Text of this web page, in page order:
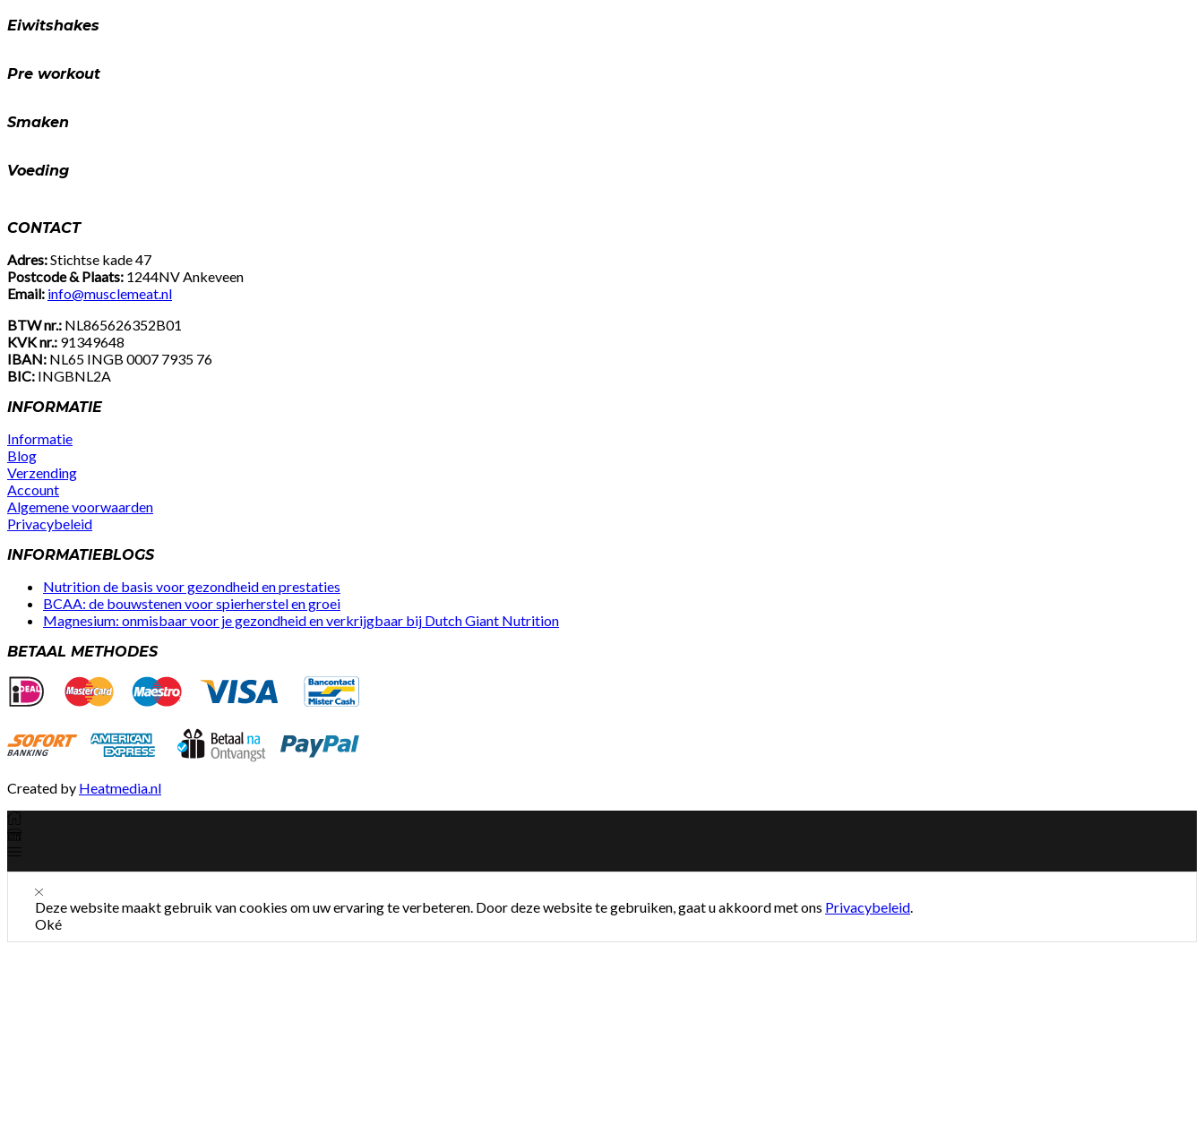
Eiwitshakes
Pre workout
Smaken
Voeding
CONTACT
Adres:Stichtse kade 47
Postcode & Plaats: 1244NV Ankeveen
Email: info@musclemeat.nl
BTW nr.: NL865626352B01
KVK nr.: 91349648
IBAN: NL65 INGB 0007 7935 76
BIC: INGBNL2A
INFORMATIE
Informatie
Blog
Verzending
Account
Algemene voorwaarden
Privacybeleid
INFORMATIEBLOGS
Nutrition de basis voor gezondheid en prestaties
BCAA: de bouwstenen voor spierherstel en groei
Magnesium: onmisbaar voor je gezondheid en verkrijgbaar bij Dutch Giant Nutrition
BETAAL METHODES
Created by Heatmedia.nl
Deze website maakt gebruik van cookies om uw ervaring te verbeteren. Door deze website te gebruiken, gaat u akkoord met ons Privacybeleid.
Oké